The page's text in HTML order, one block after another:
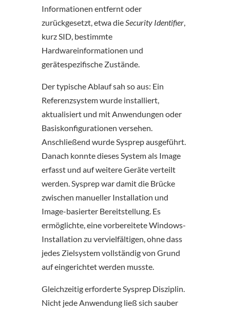
Informationen entfernt oder
zurückgesetzt, etwa dieSecurity Identifier,
kurz SID, bestimmte
Hardwareinformationen und
gerätespezifische Zustände.
Der typische Ablauf sah so aus: Ein
Referenzsystem wurde installiert,
aktualisiert und mit Anwendungen oder
Basiskonfigurationen versehen.
Anschließend wurde Sysprep ausgeführt.
Danach konnte dieses System als Image
erfasst und auf weitere Geräte verteilt
werden. Sysprep war damit die Brücke
zwischen manueller Installation und
Image-basierter Bereitstellung. Es
ermöglichte, eine vorbereitete Windows-
Installation zu vervielfältigen, ohne dass
jedes Zielsystem vollständig von Grund
auf eingerichtet werden musste.
Gleichzeitig erforderte Sysprep Disziplin.
Nicht jede Anwendung ließ sich sauber